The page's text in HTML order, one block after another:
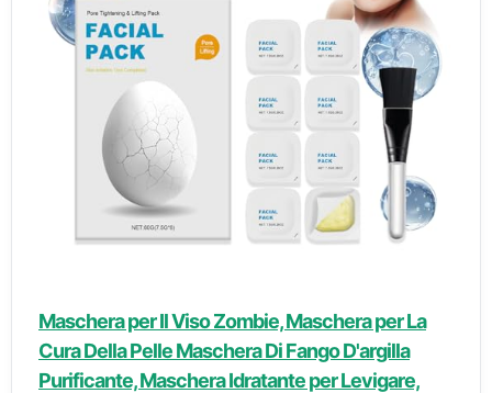
Maschera per Il Viso Zombie, Maschera per La
Cura Della Pelle Maschera Di Fango D'argilla
Purificante, Maschera Idratante per Levigare,